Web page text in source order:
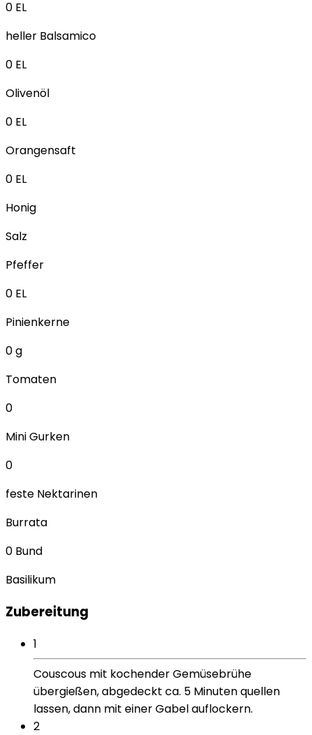
0 EL
heller Balsamico
0 EL
Olivenöl
0 EL
Orangensaft
0 EL
Honig
Salz
Pfeffer
0 EL
Pinienkerne
0g
Tomaten
0
Mini Gurken
0
feste Nektarinen
Burrata
0 Bund
Basilikum
Zubereitung
1
Couscous mit kochender Gemüsebrühe
übergießen, abgedeckt ca. 5 Minuten quellen
lassen, dann mit einer Gabel auflockern.
2